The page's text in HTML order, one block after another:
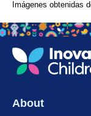
Imágenes obtenidas
About